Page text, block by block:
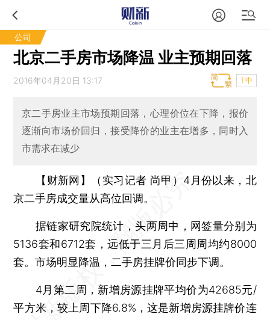
公司
北京二手房市场降温 业主预期回落
2016年04月20日 13:17 T中
京二手房业主市场预期回落，心理价位在下降，报价
逐渐向市场价回归，接受降价的业主在增多，同时入
市需求在减少
【财新网】（实习记者 尚甲） 4月份以来，北
京二手房成交量从高位回调。
据链家研究院统计，头两周中，网签量分别为
5136套和6712套，远低于三月后三周周均约8000
套。市场明显降温，二手房挂牌价同步下调。
4月第二周，新增房源挂牌平均价为42685元/
平方米，较上周下降6.8%，这是新增房源挂牌价连